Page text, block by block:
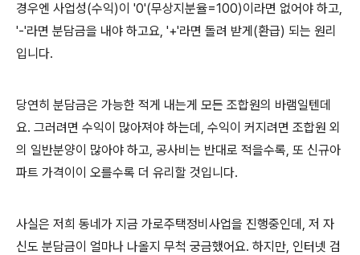
경우엔 사업성(수익)이 '0'(무상지분율=100)이라면 없어야 하고,
'-'라면 분담금을 내야 하고요, '+'라면 돌려 받게(환급) 되는 원리
입니다.
당연히 분담금은 가능한 적게 내는게 모든 조합원의 바램일텐데
요. 그러려면 수익이 많아져야 하는데, 수익이 커지려면 조합원 외
의 일반분양이 많아야 하고, 공사비는 반대로 적을수록, 또 신규아
파트 가격이이 오를수록 더 유리할 것입니다.
사실은 저희 동네가 지금 가로주택정비사업을 진행중인데, 저 자
신도 분담금이 얼마나 나올지 무척 궁금했어요. 하지만, 인터넷 검